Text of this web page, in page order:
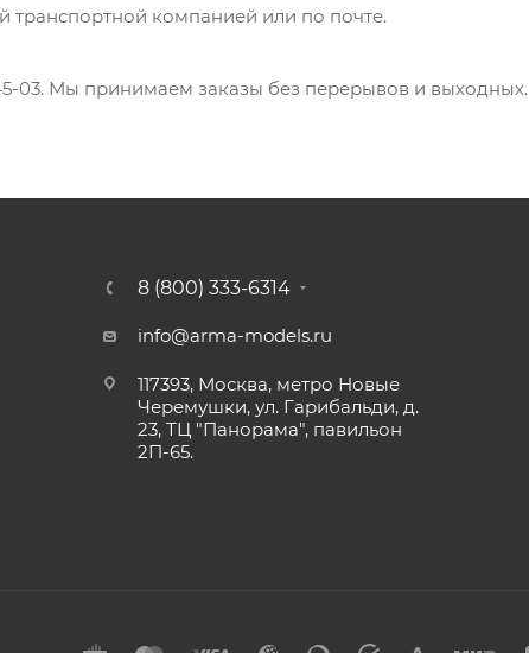
компанией или по почте.
03. Мы принимаем заказы без перерывов и выходных.
8 (800) 333-6314
info@arma-models.ru
117393, Москва, метро Новые
Черемушки, ул. Гарибальди, д.
23, ТЦ "Панорама", павильон
2П-65.